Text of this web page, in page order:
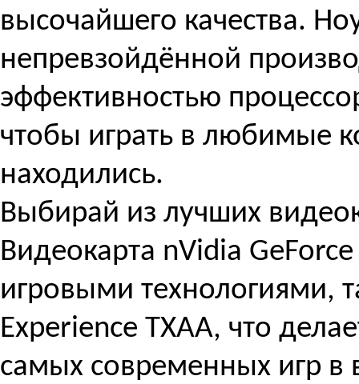
высочайшего качества.
непревзойдённой
эффективностью
чтобы играть в любимые
находились.
Выбирай из лучших
Видеокарта nVidia
игровыми технологиями,
Experience TXAA, что
самых современных игр